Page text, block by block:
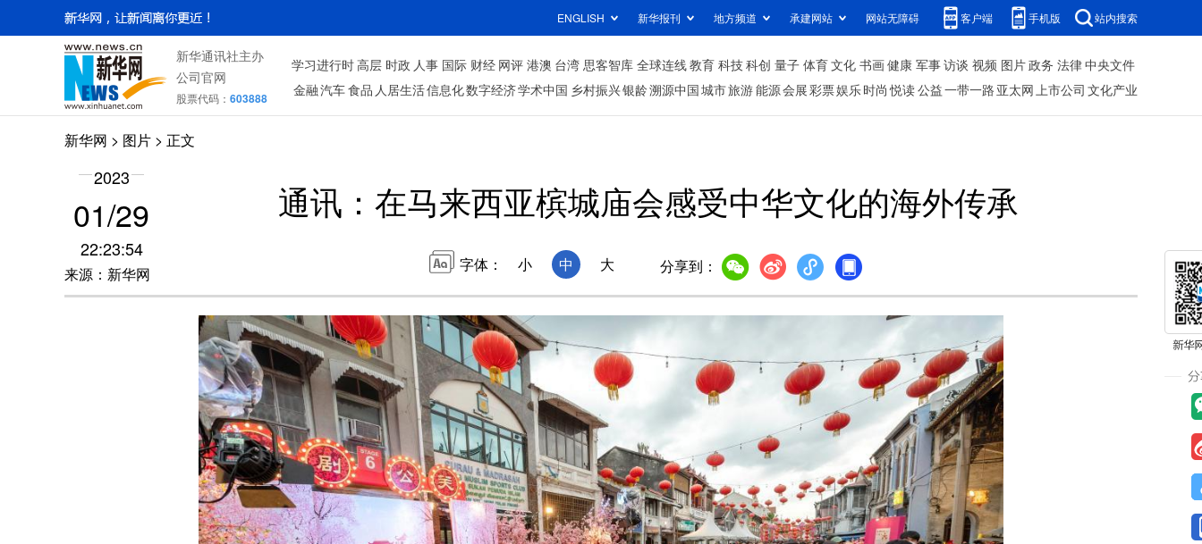
ENGLISH 新华报刊 地方频道 承建网站 网站无障碍 客户端 手机版 站内搜索
新华通讯社主办
公司官网
股票代码： 603888
学习进行时高层 时政 人事 国际 财经 网评 港澳 台湾 思客智库 全球连线教育 科技科创 量子 体育文化 书画健康 军事访谈 视频 图片政务 法律中央文件
金融汽车食品 人居生活信息化数字经济学术中国 乡村振兴银龄溯源中国城市旅游能源会展彩票娱乐时尚 悦读公益一带一路 亚太网上市公司 文化产业
新华网 > 图片 > 正文
2023
01/29
22:23:54
来源：新华网
通讯：在马来西亚槟城庙会感受中华文化的海外传承
字体： 小 中 大 分享到：